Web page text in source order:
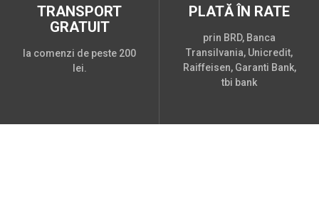
TRANSPORT
GRATUIT
la comenzi de peste 200
lei.
PLATĂ ÎN RATE
prin BRD, Banca
Transilvania, Unicredit,
Raiffeisen, Garanti Bank,
tbi bank